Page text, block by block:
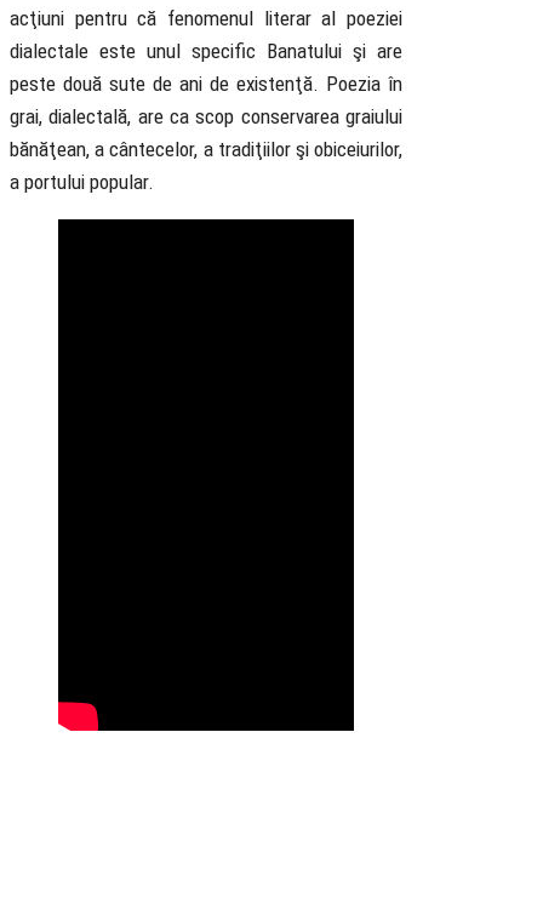
acţiuni pentru că fenomenul literar al poeziei
dialectale este unul specific Banatului şi are
peste două sute de ani de existenţă. Poezia în
grai, dialectală, are ca scop conservarea graiului
bănăţean, a cântecelor, a tradiţiilor şi obiceiurilor,
a portului popular.